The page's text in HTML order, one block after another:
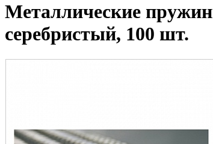
Металлические
серебристый, 100 шт.